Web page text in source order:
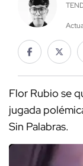
Flor Rubio se
jugada
Sin Palabras.